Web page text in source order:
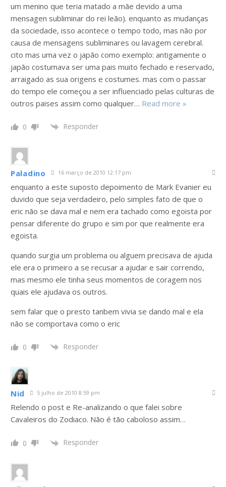
um menino que teria matado a mãe devido a uma
mensagen subliminar do rei leão). enquanto as mudanças
da sociedade, isso acontece o tempo todo, mas não por
causa de mensagens subliminares ou lavagem cerebral.
cito mas uma vez o japão como exemplo: antigamente o
japão costumava ser uma pais muito fechado e reservado,
arraigado as sua origens e costumes. mas com o passar
do tempo ele começou a ser influenciado pelas culturas de
outros paises assim como qualquer… Read more »
0 Responder
Paladino 16 março de 2010 12:17 pm
enquanto a este suposto depoimento de Mark Evanier eu
duvido que seja verdadeiro, pelo simples fato de que o
eric não se dava mal e nem era tachado como egoista por
pensar diferente do grupo e sim por que realmente era
egoista.
quando surgia um problema ou alguem precisava de ajuda
ele era o primeiro a se recusar a ajudar e sair correndo,
mas mesmo ele tinha seus momentos de coragem nos
quais ele ajudava os outros.
sem falar que o presto tanbem vivia se dando mal e ela
não se comportava como o eric
0 Responder
Nid 5 julho de 2010 8:59 pm
Relendo o post e Re-analizando o que falei sobre
Cavaleiros do Zodiaco. Não é tão caboloso assim…
0 Responder